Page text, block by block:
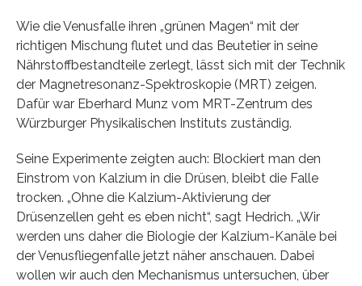
Wie die Venusfalle ihren „grünen Magen“ mit der
richtigen Mischung flutet und das Beutetier in seine
Nährstoffbestandteile zerlegt, lässt sich mit der Technik
der Magnetresonanz-Spektroskopie (MRT) zeigen.
Dafür war Eberhard Munz vom MRT-Zentrum des
Würzburger Physikalischen Instituts zuständig.
Seine Experimente zeigten auch: Blockiert man den
Einstrom von Kalzium in die Drüsen, bleibt die Falle
trocken. „Ohne die Kalzium-Aktivierung der
Drüsenzellen geht es eben nicht“, sagt Hedrich. „Wir
werden uns daher die Biologie der Kalzium-Kanäle bei
der Venusfliegenfalle jetzt näher anschauen. Dabei
wollen wir auch den Mechanismus untersuchen, über